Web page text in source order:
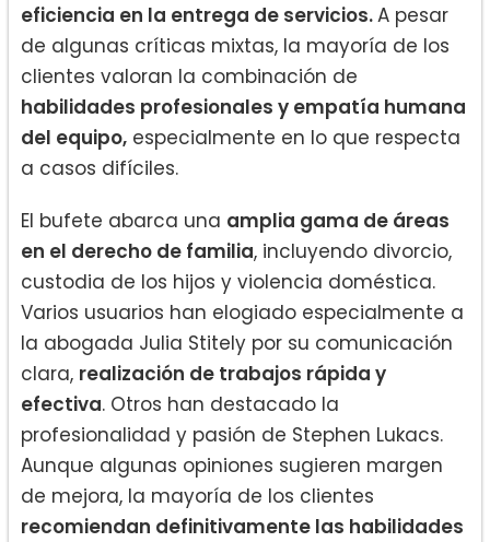
eficiencia en la entrega de servicios.A pesar
de algunas críticas mixtas, la mayoría de los
clientes valoran la combinación de
habilidades profesionales y empatía humana
del equipo, especialmente en lo que respecta
a casos difíciles.
El bufete abarca una amplia gama de áreas
en el derecho de familia, incluyendo divorcio,
custodia de los hijos y violencia doméstica.
Varios usuarios han elogiado especialmente a
la abogada Julia Stitely por su comunicación
clara, realización de trabajos rápida y
efectiva. Otros han destacado la
profesionalidad y pasión de Stephen Lukacs.
Aunque algunas opiniones sugieren margen
de mejora, la mayoría de los clientes
recomiendan definitivamente las habilidades